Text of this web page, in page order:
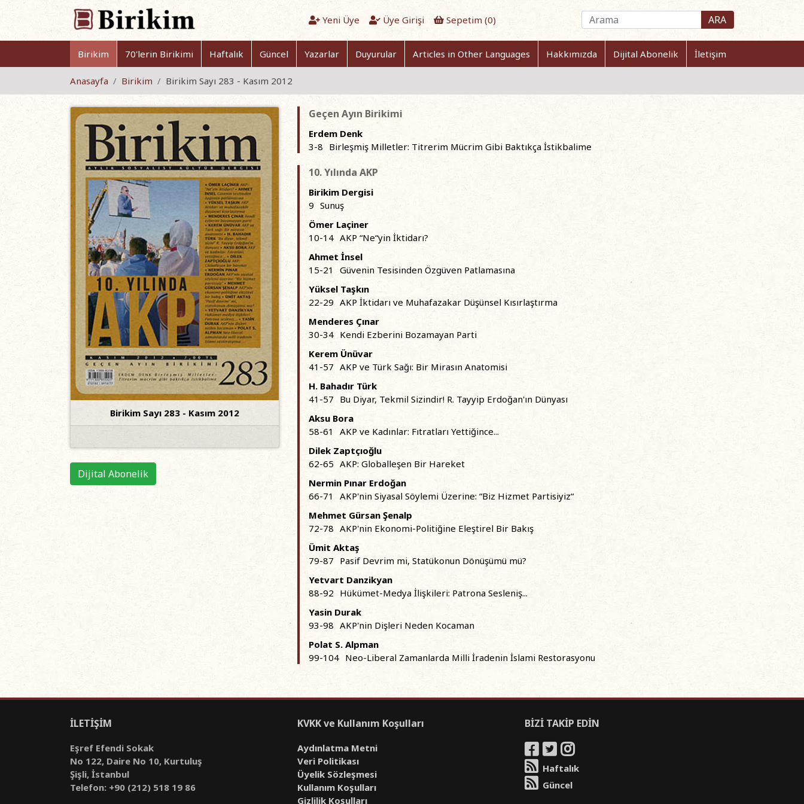
Yeni Üye Üye Girişi Sepetim (0) ARA
Birikim 70'lerin Birikimi Haftalık Güncel Yazarlar Duyurular Articles in Other Languages Hakkımızda Dijital Abonelik İletişim
Anasayfa Birikim Birikim Sayı 283 - Kasım 2012
Birikim Sayı 283 - Kasım 2012
Dijital Abonelik
Geçen Ayın Birikimi
Erdem Denk
3-8 Birleşmiş Milletler: Titrerim Mücrim Gibi Baktıkça İstikbalime
10. Yılında AKP
Birikim Dergisi
9 Sunuş
Ömer Laçiner
10-14 AKP “Ne“yin İktidarı?
Ahmet İnsel
15-21
Güvenin Tesisinden Özgüven Patlamasına
Yüksel Taşkın
22-29 AKP İktidarı ve Muhafazakar Düşünsel Kısırlaştırma
Menderes Çınar
30-34 Kendi Ezberini Bozamayan Parti
Kerem Ünüvar
41-57 AKP ve Türk Sağı: Bir Mirasın Anatomisi
H. Bahadır Türk
41-57 Bu Diyar, Tekmil Sizindir! R. Tayyip Erdoğan'ın Dünyası
Aksu Bora
58-61
AKP ve Kadınlar: Fıtratları Yettiğince...
Dilek Zaptçıoğlu
62-65 AKP: Globalleşen Bir Hareket
Nermin Pınar Erdoğan
66-71
AKP'nin Siyasal Söylemi Üzerine: “Biz Hizmet Partisiyiz“
Mehmet Gürsan Şenalp
72-78 AKP'nin Ekonomi-Politiğine Eleştirel Bir Bakış
Ümit Aktaş
79-87 Pasif Devrim mi, Statükonun Dönüşümü mü?
Yetvart Danzikyan
88-92 Hükümet-Medya İlişkileri: Patrona Sesleniş...
Yasin Durak
93-98 AKP'nin Dişleri Neden Kocaman
Polat S. Alpman
99-104 Neo-Liberal Zamanlarda Milli İradenin İslami Restorasyonu
İLETİŞİM
Eşref Efendi Sokak
No 122, Daire No 10, Kurtuluş
Şişli, İstanbul
Telefon: +90 (212) 518 19 86
KVKK ve Kullanım Koşulları
Aydınlatma Metni
Veri Politikası
Üyelik Sözleşmesi
Kullanım Koşulları
Gizlilik Koşulları
BİZİ TAKİP EDİN
Haftalık
Güncel